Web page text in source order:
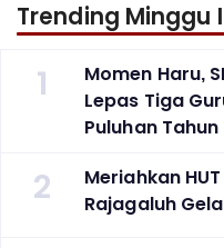
Trending Minggu
1
Momen Haru,
Lepas Tiga
Puluhan
2
Meriahkan
Rajagaluh